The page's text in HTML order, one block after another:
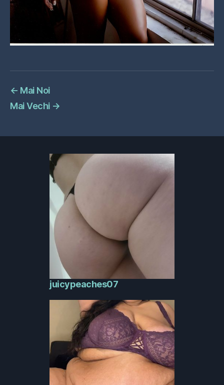
← Mai Noi
Mai Vechi →
juicypeaches07